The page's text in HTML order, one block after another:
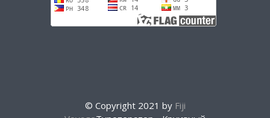
© Copyright 2021 by Fiji